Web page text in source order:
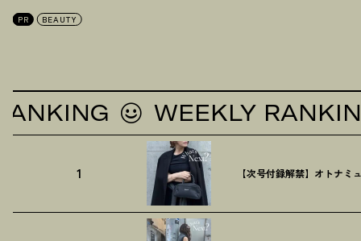
PR BEAUTY
WEEKLY RANKING
1 【次号付録解禁】オトナ